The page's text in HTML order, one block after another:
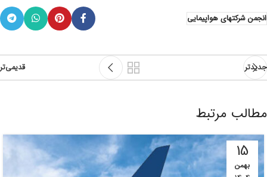
انجمن شرکتهای هواپیمایی
جدیدتر قدیمی‌تر
مطالب مرتبط
15
بهمن